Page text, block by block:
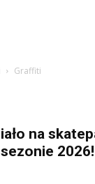
Graffiti
na